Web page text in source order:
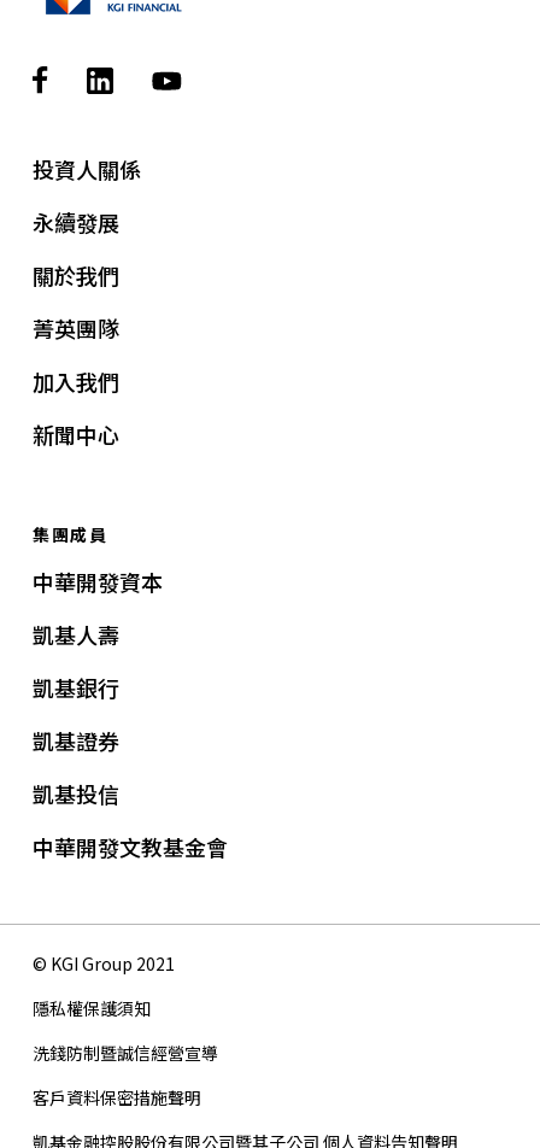
投資人關係
永續發展
關於我們
菁英團隊
加入我們
新聞中心
集團成員
中華開發資本
凱基人壽
凱基銀行
凱基證券
凱基投信
中華開發文教基金會
© KGI Group 2021
隱私權保護須知
洗錢防制暨誠信經營宣導
客戶資料保密措施聲明
凱基金融控股股份有限公司暨其子公司 個人資料告知聲明